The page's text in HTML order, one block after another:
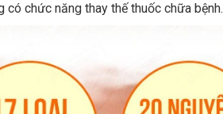
chức năng thay thế thuốc chữa bệnh.